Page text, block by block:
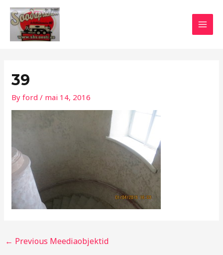
Skip
content
39
Byford/ mai 14, 2016
Post
navigation
← Previous Meediaobjektid